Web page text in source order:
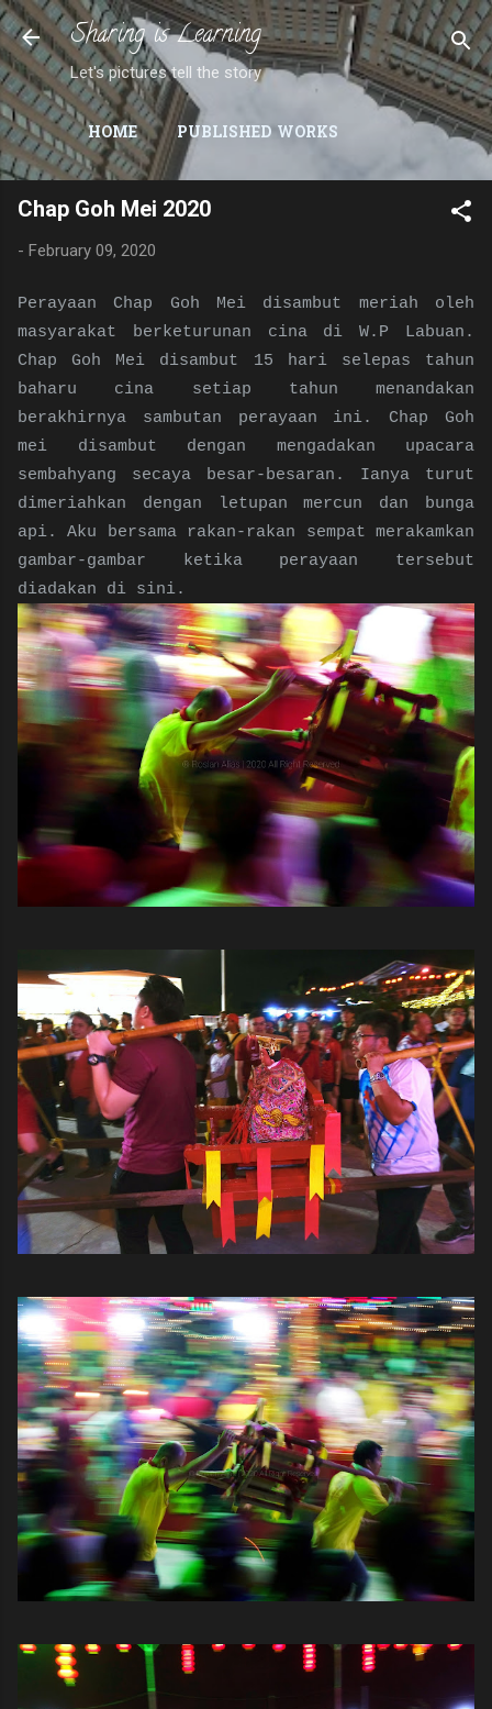
Skip to main content
Sharing is Learning
Let's pictures tell the story
HOME PUBLISHED WORKS
Chap Goh Mei 2020
- February 09, 2020
Perayaan Chap Goh Mei disambut meriah oleh
masyarakat berketurunan cina di W.P Labuan.
Chap Goh Mei disambut 15 hari selepas tahun
baharu cina setiap tahun menandakan
berakhirnya sambutan perayaan ini. Chap Goh
mei disambut dengan mengadakan upacara
sembahyang secaya besar-besaran. Ianya turut
dimeriahkan dengan letupan mercun dan bunga
api. Aku bersama rakan-rakan sempat merakamkan
gambar-gambar ketika perayaan tersebut
diadakan di sini.